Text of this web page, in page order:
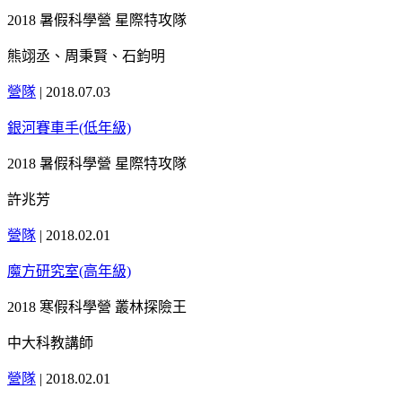
2018 暑假科學營 星際特攻隊
熊翊丞、周秉賢、石鈞明
營隊 | 2018.07.03
銀河賽車手(低年級)
2018 暑假科學營 星際特攻隊
許兆芳
營隊 | 2018.02.01
魔方研究室(高年級)
2018 寒假科學營 叢林探險王
中大科教講師
營隊 | 2018.02.01